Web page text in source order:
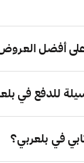
أفضل
للدفع في
في بلعربي؟